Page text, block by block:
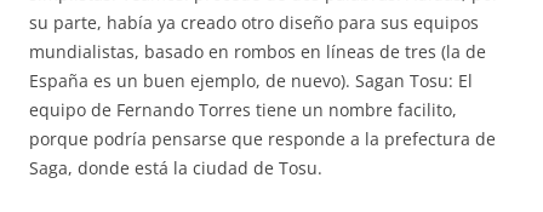
su parte, había ya creado otro diseño para sus equipos
mundialistas, basado en rombos en líneas de tres (la de
España es un buen ejemplo, de nuevo). Sagan Tosu: El
equipo de Fernando Torres tiene un nombre facilito,
porque podría pensarse que responde a la prefectura de
Saga, donde está la ciudad de Tosu.